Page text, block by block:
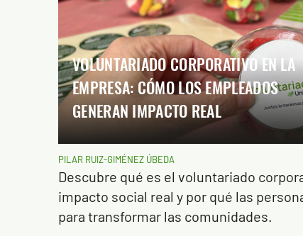
VOLUNTARIADO CORPORATIVO EN LA
EMPRESA: CÓMO LOS EMPLEADOS
GENERAN IMPACTO REAL
PILAR RUIZ-GIMÉNEZ ÚBEDA
Descubre qué es el voluntariado
impacto social real y por qué las
para transformar las comunidades.